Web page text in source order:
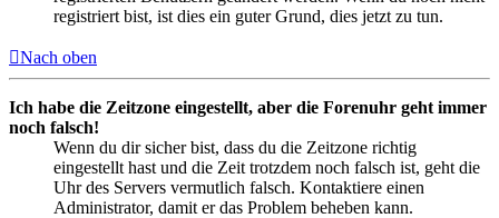
registriert bist, ist dies ein guter Grund, dies jetzt zu tun.
Nach oben
Ich habe die Zeitzone eingestellt, aber die Forenuhr geht immer
noch falsch!
Wenn du dir sicher bist, dass du die Zeitzone richtig
eingestellt hast und die Zeit trotzdem noch falsch ist, geht die
Uhr des Servers vermutlich falsch. Kontaktiere einen
Administrator, damit er das Problem beheben kann.